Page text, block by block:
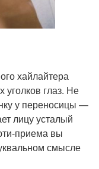
хайлайтера
уголков глаз. Не
у переносицы —
лицу усталый
приема вы
смысле